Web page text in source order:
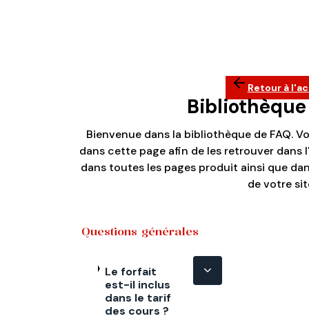
Retour à
Bibliothèque
Bienvenue dans la bibliothèque de FAQ.
dans cette page afin de les retrouver dans
dans toutes les pages produit ainsi que
de votre
Questions générales
Le forfait
est-il inclus
dans le tarif
des cours ?